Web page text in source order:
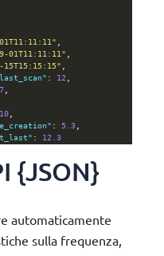
{JSON}
automaticamente
sulla frequenza,
,
01T11:11:11" ,
15T15:15:15" ,
: 12,
,
10,
: 5.3,
: 12.3
,